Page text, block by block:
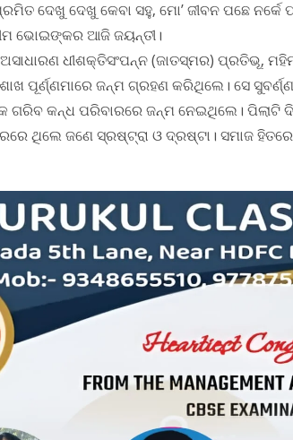
ଦେଖୁ ଦେଖୁ କେବା ସହୁ, ମୋ’ ଜୀବନ ପଛେ
ଭୋଇଙ୍କର ଆଜି ଜୟନ୍ତୀ।
ଧୀଶକ୍ତିସଂପନ୍ନ (ଜାତସ୍ମର) ପ୍ରତିଭୂ,
ପୂର୍ଣ୍ଣମାରେ ଜନ୍ମ ଗ୍ରହଣ କରିଥିଲେ। ସେ
ଗରିବ କନ୍ଧ ପରିବାରରେ ଜନ୍ମ ନେଇଥିଲେ। ପିଲାଟି
ଥିଲେ ଜଣେ ସ୍ରଷ୍ଟ୍ରା ଓ ଦ୍ରଷ୍ଟା। ସମାଜ ହିତରେ